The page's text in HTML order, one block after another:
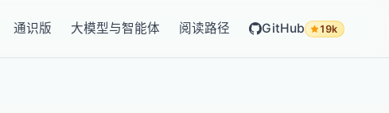
通识版 大模型与智能体 阅读路径 GitHub 19k